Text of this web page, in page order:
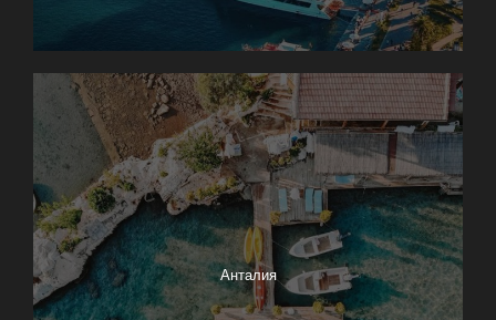
Анталия